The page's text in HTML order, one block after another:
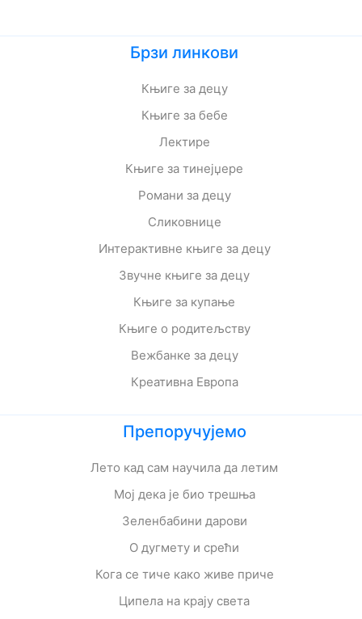
Брзи линкови
Књиге за децу
Књиге за бебе
Лектире
Књиге за тинејџере
Романи за децу
Сликовнице
Интерактивне књиге за децу
Звучне књиге за децу
Књиге за купање
Књиге о родитељству
Вежбанке за децу
Креативна Европа
Препоручујемо
Лето кад сам научила да летим
Мој дека је био трешња
Зеленбабини дарови
О дугмету и срећи
Кога се тиче како живе приче
Ципела на крају света